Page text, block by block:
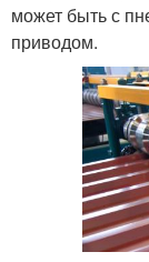
может быть с
приводом.